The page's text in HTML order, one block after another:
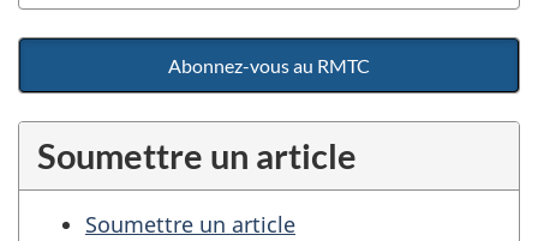
Abonnez-vous au RMTC
Soumettre un article
Soumettre un article